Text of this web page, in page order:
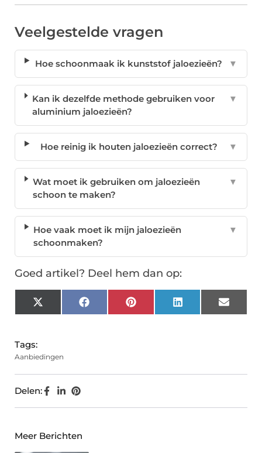
Veelgestelde vragen
Hoe schoonmaak ik kunststof jaloezieën? ▼
Kan ik dezelfde methode gebruiken voor
aluminium jaloezieën?
▼
Hoe reinig ik houten jaloezieën correct? ▼
Wat moet ik gebruiken om jaloezieën
schoon te maken?
▼
Hoe vaak moet ik mijn jaloezieën
schoonmaken?
▼
Goed artikel? Deel hem dan op:
X
(Twitter)
FacebookPinterest LinkedIn Email
Tags:
Aanbiedingen
Delen:
Meer Berichten